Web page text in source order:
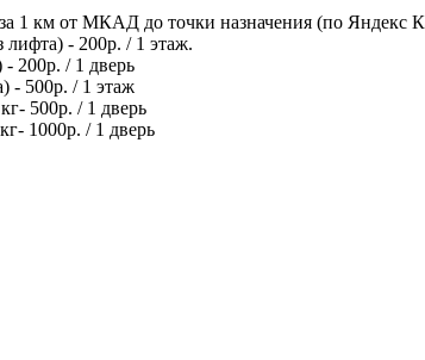
1 км от МКАД до точки назначения (по Яндекс
- 200р. / 1 этаж.
200р. / 1 дверь
- 500р. / 1 этаж
500р. / 1 дверь
1000р. / 1 дверь